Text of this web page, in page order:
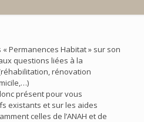
« Permanences Habitat » sur son
questions liées à la
rénovation
présent pour vous
existants et sur les aides
celles de l’ANAH et de